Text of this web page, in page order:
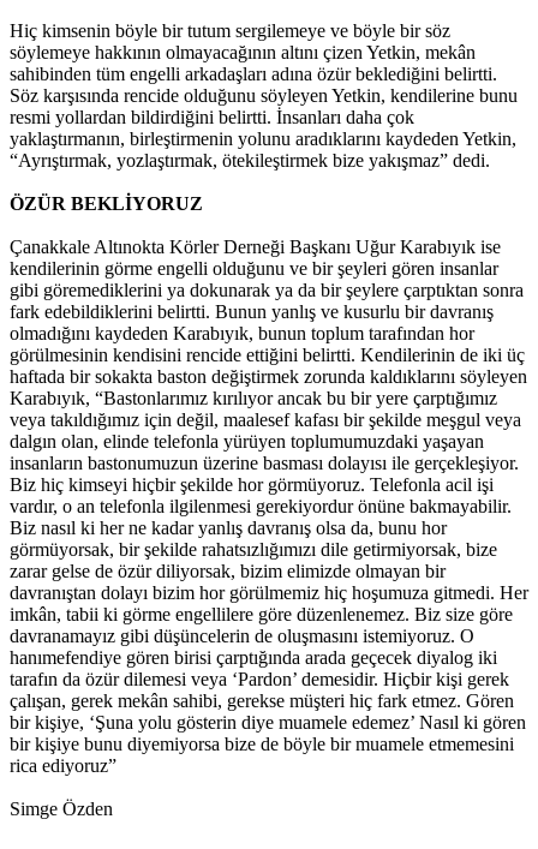
Hiç kimsenin böyle bir tutum sergilemeye ve böyle bir söz
söylemeye hakkının olmayacağının altını çizen Yetkin, mekân
sahibinden tüm engelli arkadaşları adına özür beklediğini belirtti.
Söz karşısında rencide olduğunu söyleyen Yetkin, kendilerine bunu
resmi yollardan bildirdiğini belirtti. İnsanları daha çok
yaklaştırmanın, birleştirmenin yolunu aradıklarını kaydeden Yetkin,
“Ayrıştırmak, yozlaştırmak, ötekileştirmek bize yakışmaz” dedi.
ÖZÜR BEKLİYORUZ
Çanakkale Altınokta Körler Derneği Başkanı Uğur Karabıyık ise
kendilerinin görme engelli olduğunu ve bir şeyleri gören insanlar
gibi göremediklerini ya dokunarak ya da bir şeylere çarptıktan sonra
fark edebildiklerini belirtti. Bunun yanlış ve kusurlu bir davranış
olmadığını kaydeden Karabıyık, bunun toplum tarafından hor
görülmesinin kendisini rencide ettiğini belirtti. Kendilerinin de iki üç
haftada bir sokakta baston değiştirmek zorunda kaldıklarını söyleyen
Karabıyık, “Bastonlarımız kırılıyor ancak bu bir yere çarptığımız
veya takıldığımız için değil, maalesef kafası bir şekilde meşgul veya
dalgın olan, elinde telefonla yürüyen toplumumuzdaki yaşayan
insanların bastonumuzun üzerine basması dolayısı ile gerçekleşiyor.
Biz hiç kimseyi hiçbir şekilde hor görmüyoruz. Telefonla acil işi
vardır, o an telefonla ilgilenmesi gerekiyordur önüne bakmayabilir.
Biz nasıl ki her ne kadar yanlış davranış olsa da, bunu hor
görmüyorsak, bir şekilde rahatsızlığımızı dile getirmiyorsak, bize
zarar gelse de özür diliyorsak, bizim elimizde olmayan bir
davranıştan dolayı bizim hor görülmemiz hiç hoşumuza gitmedi. Her
imkân, tabii ki görme engellilere göre düzenlenemez. Biz size göre
davranamayız gibi düşüncelerin de oluşmasını istemiyoruz. O
hanımefendiye gören birisi çarptığında arada geçecek diyalog iki
tarafın da özür dilemesi veya ‘Pardon’ demesidir. Hiçbir kişi gerek
çalışan, gerek mekân sahibi, gerekse müşteri hiç fark etmez. Gören
bir kişiye, ‘Şuna yolu gösterin diye muamele edemez’ Nasıl ki gören
bir kişiye bunu diyemiyorsa bize de böyle bir muamele etmemesini
rica ediyoruz”
Simge Özden